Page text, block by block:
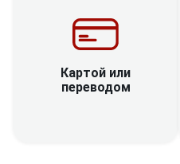
Картой или
переводом